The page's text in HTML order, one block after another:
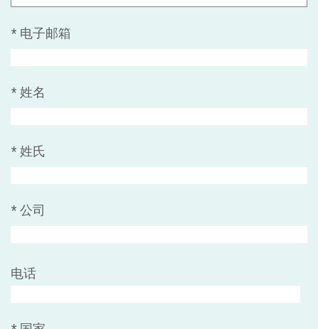
* 电子邮箱
* 姓名
* 姓氏
* 公司
电话